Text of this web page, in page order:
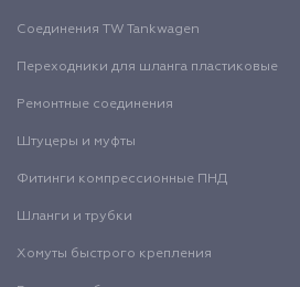
Соединения TW Tankwagen
Переходники для шланга пластиковые
Ремонтные соединения
Штуцеры и муфты
Фитинги компрессионные ПНД
Шланги и трубки
Хомуты быстрого крепления